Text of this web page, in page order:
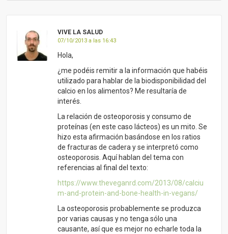
VIVE LA SALUD
07/10/2013 a las 16:43
Hola,
¿me podéis remitir a la información que habéis
utilizado para hablar de la biodisponibilidad del
calcio en los alimentos? Me resultaría de
interés.
La relación de osteoporosis y consumo de
proteínas (en este caso lácteos) es un mito. Se
hizo esta afirmación basándose en los ratios
de fracturas de cadera y se interpretó como
osteoporosis. Aquí hablan del tema con
referencias al final del texto:
https://www.theveganrd.com/2013/08/calciu
m-and-protein-and-bone-health-in-vegans/
La osteoporosis probablemente se produzca
por varias causas y no tenga sólo una
causante, así que es mejor no echarle toda la